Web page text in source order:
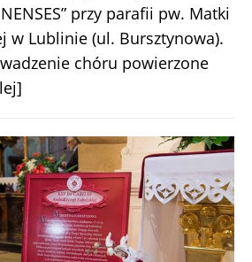
przy parafii pw. Matki
w Lublinie (ul. Bursztynowa).
chóru powierzone